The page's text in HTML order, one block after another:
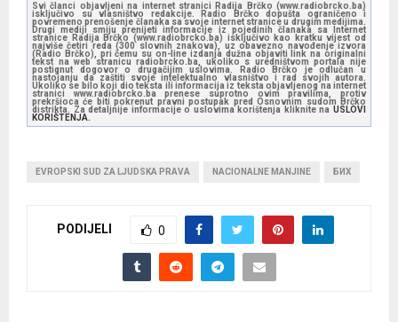
Svi članci objavljeni na internet stranici Radija Brčko (www.radiobrcko.ba)
isključivo su vlasništvo redakcije. Radio Brčko dopušta ograničeno i
povremeno prenošenje članaka sa svoje internet stranice u drugim medijima.
Drugi mediji smiju prenijeti informacije iz pojedinih članaka sa Internet
stranice Radija Brčko (www.radiobrcko.ba) isključivo kao kratku vijest od
najviše četiri reda (300 slovnih znakova), uz obavezno navođenje izvora
(Radio Brčko), pri čemu su on-line izdanja dužna objaviti link na originalni
tekst na web stranicu radiobrcko.ba, ukoliko s uredništvom portala nije
postignut dogovor o drugačijim uslovima. Radio Brčko je odlučan u
nastojanju da zaštiti svoje intelektualno vlasništvo i rad svojih autora.
Ukoliko se bilo koji dio teksta ili informacija iz teksta objavljenog na internet
stranici www.radiobrcko.ba prenese suprotno ovim pravilima, protiv
prekršioca će biti pokrenut pravni postupak pred Osnovnim sudom Brčko
distrikta. Za detaljnije informacije o uslovima korištenja kliknite na USLOVI
KORIŠTENJA.
EVROPSKI SUD ZA LJUDSKA PRAVA NACIONALNE MANJINE БИХ
PODIJELI 0